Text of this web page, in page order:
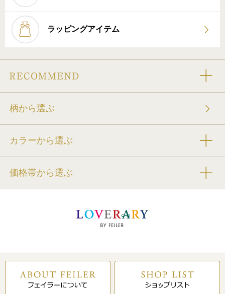
ラッピングアイテム
柄から選ぶ
カラーから選ぶ
価格帯から選ぶ